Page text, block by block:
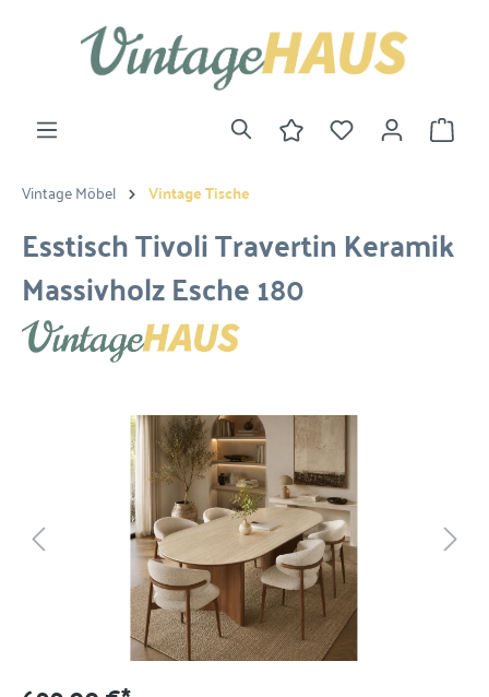
Vintage Möbel Vintage Tische
Esstisch Tivoli Travertin Keramik
Massivholz Esche 180